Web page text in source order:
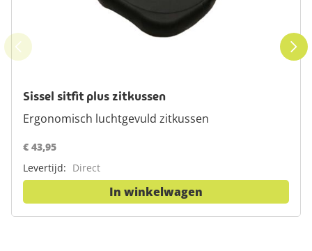
Sissel sitfit plus zitkussen
Ergonomisch luchtgevuld zitkussen
€ 43,95
Levertijd: Direct
In winkelwagen